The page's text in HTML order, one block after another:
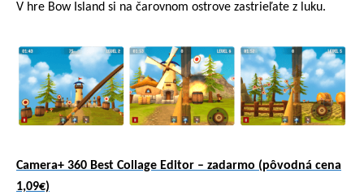
V hre Bow Island si na čarovnom ostrove zastrieľate z luku.
Camera+ 360 Best Collage Editor – zadarmo (pôvodná cena
1,09€)